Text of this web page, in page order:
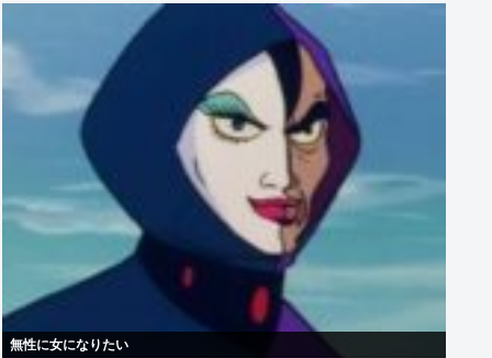
無性に女になりたい